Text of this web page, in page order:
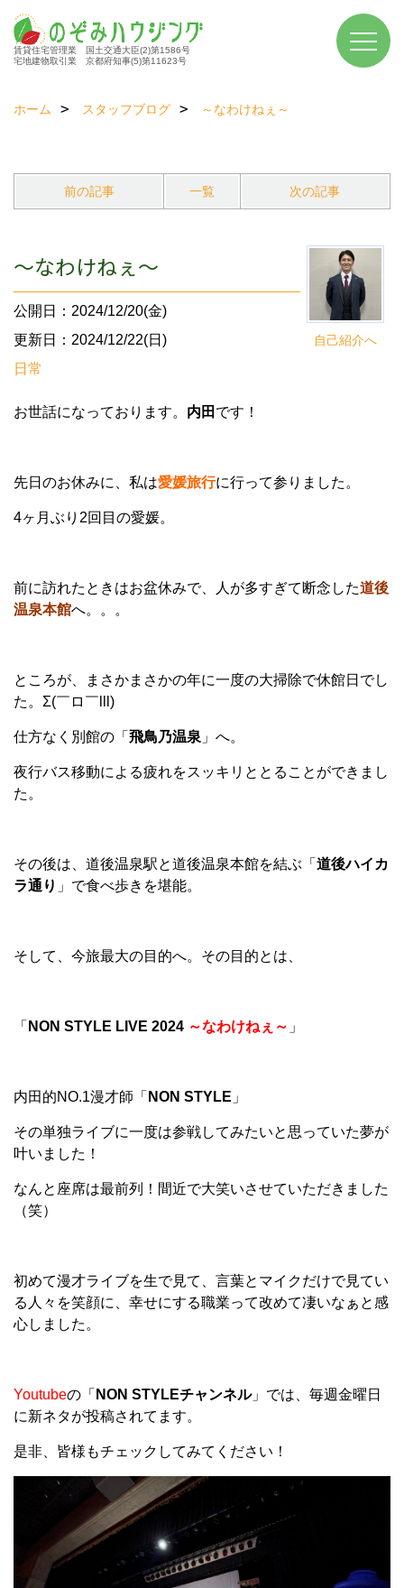
賃貸住宅管理業 国土交通大臣(2)第1586号
宅地建物取引業 京都府知事(5)第11623号
ホーム スタッフブログ ～なわけねぇ～
前の記事 一覧 次の記事
自己紹介へ
～なわけねぇ～
公開日：2024/12/20(金)
更新日：2024/12/22(日)
日常
お世話になっております。 内田 です！
先日のお休みに、私は愛媛旅行に行って参りました。
4ヶ月ぶり2回目の愛媛。
前に訪れたときはお盆休みで、人が多すぎて断念した道後
温泉本館へ。。。
ところが、まさかまさかの年に一度の大掃除で休館日でし
た。Σ(￣ロ￣lll)
仕方なく別館の「 飛鳥乃温泉 」へ。
夜行バス移動による疲れをスッキリととることができまし
た。
その後は、道後温泉駅と道後温泉本館を結ぶ「 道後ハイカ
ラ通り 」で食べ歩きを堪能。
そして、今旅最大の目的へ。その目的とは、
「 NON STYLE LIVE 2024 ～なわけねぇ～ 」
内田的NO.1漫才師「 NON STYLE 」
その単独ライブに一度は参戦してみたいと思っていた夢が
叶いました！
なんと座席は最前列！間近で大笑いさせていただきました
（笑）
初めて漫才ライブを生で見て、言葉とマイクだけで見てい
る人々を笑顔に、幸せにする職業って改めて凄いなぁと感
心しました。
Youtubeの「 NON STYLEチャンネル」では、毎週金曜日
に新ネタが投稿されてます。
是非、皆様もチェックしてみてください！